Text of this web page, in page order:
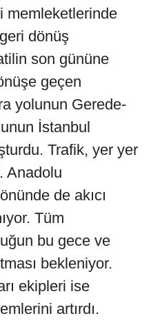
memleketlerinde
dönüş
son gününe
geçen
yolunun Gerede-
İstanbul
Trafik, yer yer
Anadolu
de akıcı
Tüm
bu gece ve
bekleniyor.
ekipleri ise
artırdı.